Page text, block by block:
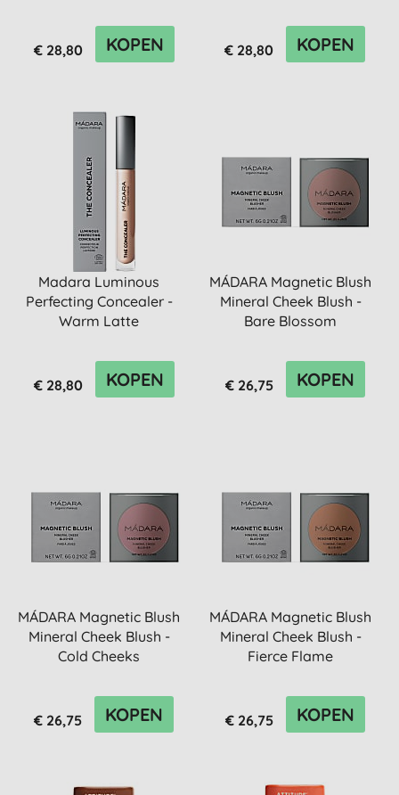
€ 28,80 KOPEN € 28,80 KOPEN
Madara Luminous
Perfecting Concealer -
Warm Latte
€ 28,80 KOPEN
MÁDARA Magnetic Blush
Mineral Cheek Blush -
Bare Blossom
€ 26,75 KOPEN
MÁDARA Magnetic Blush
Mineral Cheek Blush -
Cold Cheeks
€ 26,75 KOPEN
MÁDARA Magnetic Blush
Mineral Cheek Blush -
Fierce Flame
€ 26,75 KOPEN